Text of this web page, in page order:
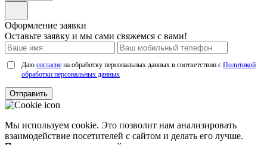
Оформление заявки
Оставьте заявку и мы сами свяжемся с вами!
Даю согласие на обработку персональных данных в соответствии с Политикой
обработки персональных данных
Отправить
Мы используем cookie. Это позволит нам анализировать
взаимодействие посетителей с сайтом и делать его лучше.